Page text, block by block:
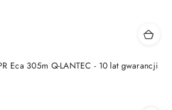
Eca 305m Q-LANTEC - 10 lat gwarancji